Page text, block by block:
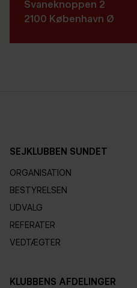
Svaneknoppen 2
2100 København Ø
SEJKLUBBEN SUNDET
ORGANISATION
BESTYRELSEN
UDVALG
REFERATER
VEDTÆGTER
KLUBBENS AFDELINGER